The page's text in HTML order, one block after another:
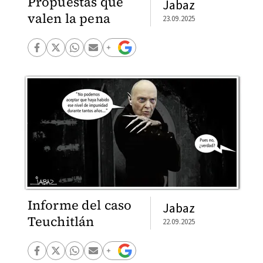
valen la pena
Jabaz
23.09.2025
Informe del caso
Teuchitlán
Jabaz
22.09.2025